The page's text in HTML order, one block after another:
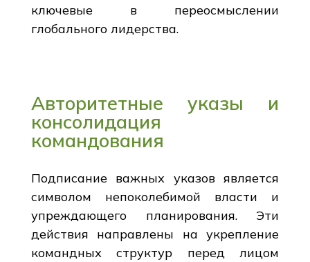
ключевые в переосмыслении
глобального лидерства.
Авторитетные указы и
консолидация
командования
Подписание важных указов является
символом непоколебимой власти и
упреждающего планирования. Эти
действия направлены на укрепление
командных структур перед лицом